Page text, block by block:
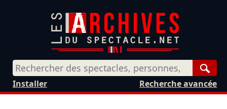
Recherche avancée
Installer